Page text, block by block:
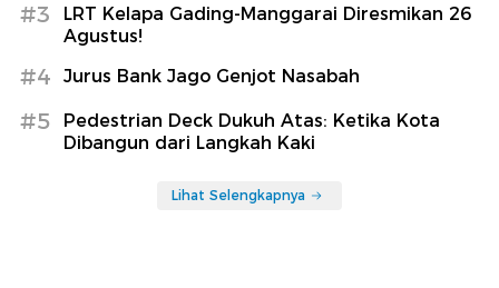
#3
LRT Kelapa Gading-Manggarai Diresmikan 26
Agustus!
#4 Jurus Bank Jago Genjot Nasabah
#5
Pedestrian Deck Dukuh Atas: Ketika Kota
Dibangun dari Langkah Kaki
Lihat Selengkapnya